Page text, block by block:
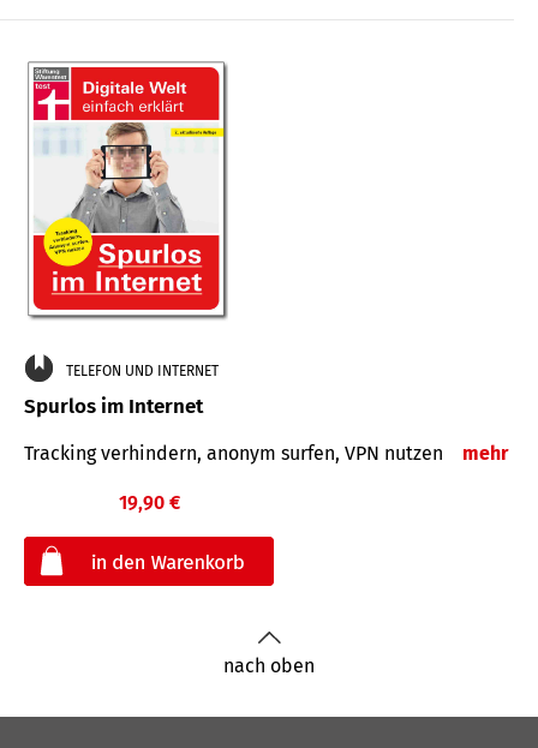
TELEFON UND INTERNET
Spurlos im Internet
Tracking verhindern, anonym surfen, VPN nutzen mehr
19,90 €
nach oben